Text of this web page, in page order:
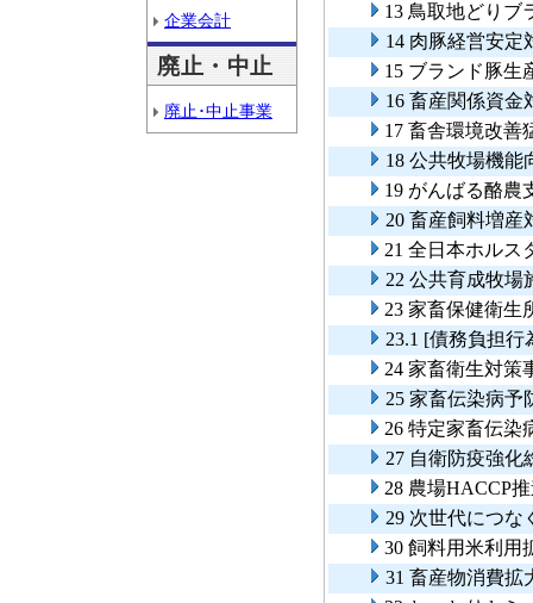
企業会計
廃止・中止
廃止･中止事業
13 鳥取地どりブ
14 肉豚経営安定
15 ブランド豚生
16 畜産関係資金
17 畜舎環境改善
18 公共牧場機能
19 がんばる酪農
20 畜産飼料増産
21 全日本ホルス
22 公共育成牧場
23 家畜保健衛生
23.1 [債務負担
24 家畜衛生対策
25 家畜伝染病予
26 特定家畜伝染
27 自衛防疫強化
28 農場HACCP
29 次世代につな
30 飼料用米利用
31 畜産物消費拡